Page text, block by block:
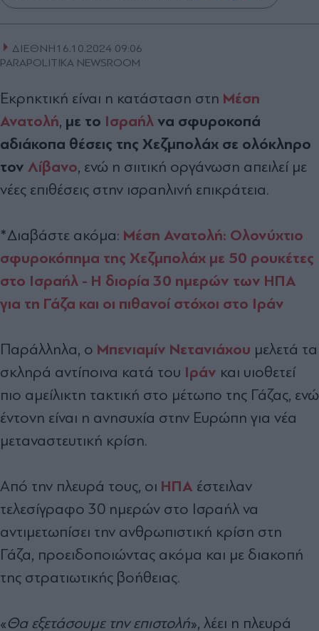
ΔΙΕΘΝΗ16.10.2024 09:06
PARAPOLITIKA NEWSROOM
Εκρηκτική είναι η κατάσταση στη Μέση
Ανατολή, με το Ισραήλνα σφυροκοπά
αδιάκοπα θέσεις της Χεζμπολάχ σε ολόκληρο
τον Λίβανο, ενώ η σιιτική οργάνωση απειλεί με
νέες επιθέσεις στην ισραηλινή επικράτεια.
*Διαβάστε ακόμα: Μέση Ανατολή: Ολονύχτιο
σφυροκόπημα της Χεζμπολάχ με 50 ρουκέτες
στο Ισραήλ - H διορία 30 ημερών των ΗΠΑ
για τη Γάζα και οι πιθανοί στόχοι στο Ιράν
Παράλληλα, ο Μπενιαμίν Νετανιάχου μελετά τα
σκληρά αντίποινα κατά του Ιράν και υιοθετεί
πιο αμείλικτη τακτική στο μέτωπο της Γάζας, ενώ
έντονη είναι η ανησυχία στην Ευρώπη για νέα
μεταναστευτική κρίση.
Από την πλευρά τους, οι ΗΠΑ έστειλαν
τελεσίγραφο 30 ημερών στο Ισραήλ να
αντιμετωπίσει την ανθρωπιστική κρίση στη
Γάζα, προειδοποιώντας ακόμα και με διακοπή
της στρατιωτικής βοήθειας.
«Θα εξετάσουμε την επιστολή», λέει η πλευρά